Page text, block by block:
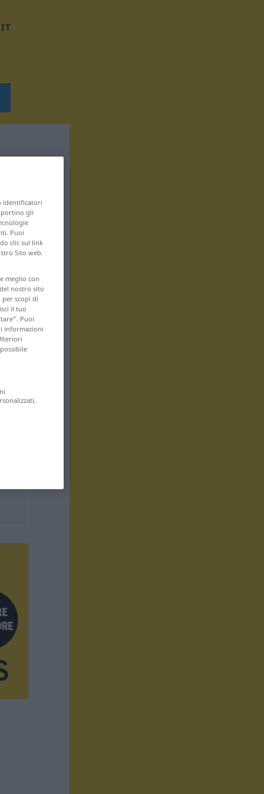
IT
identificatori
gli
Puoi
clic sul link
Sito web.
meglio con
nostro sito
per scopi di
il tuo
Puoi
informazioni